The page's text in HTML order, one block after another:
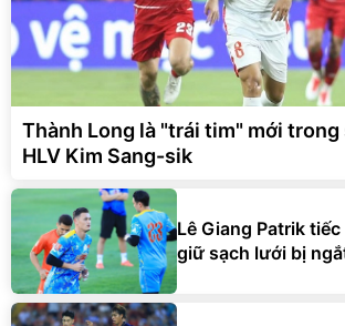
Thành Long là "trái tim" mới trong
HLV Kim Sang-sik
Lê Giang Patrik
giữ sạch lưới bị